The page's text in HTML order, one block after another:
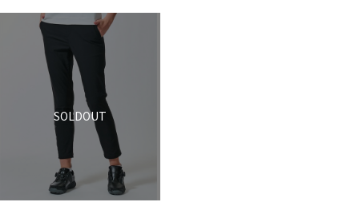
SOLDOUT